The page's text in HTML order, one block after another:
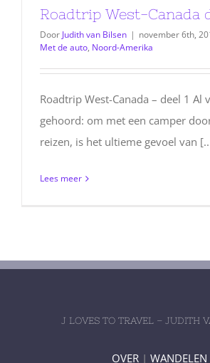
Roadtrip West-Canada
Door Judith van Bilsen | november 6th,
Met de auto, Noord-Amerika
Roadtrip West-Canada – deel 1 Al
gehoord: om met een camper
reizen, is het ultieme gevoel van
Lees meer
J LOVES TO TRAVEL – JUDITH
OVER | WANDELEN